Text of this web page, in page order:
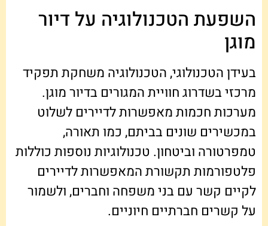
השפעת הטכנולוגיה על דיור
מוגן
בעידן הטכנולוגי, הטכנולוגיה משחקת תפקיד
מרכזי בשדרוג חוויית המגורים בדיור מוגן.
מערכות חכמות מאפשרות לדיירים לשלוט
במכשירים שונים בביתם, כמו תאורה,
טמפרטורה וביטחון. טכנולוגיות נוספות כוללות
פלטפורמות תקשורת המאפשרות לדיירים
לקיים קשר עם בני משפחה וחברים, ולשמור
על קשרים חברתיים חיוניים.